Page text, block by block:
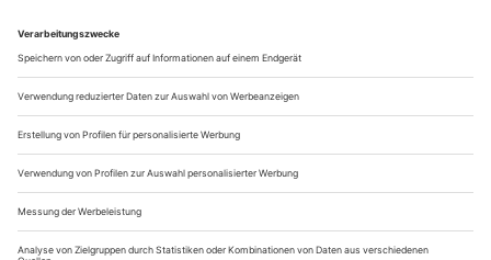
Pause machen? Kann ich nicht
Bis 2019 ist der Terminkalender schon voll. Und ZUBIN MEHTA,
am 29. April vor 80 Jahren in Bombay zur Welt gekommen, will das
auch nicht ändern. Weltweit lässt sich der Jubilar mit Fest­konzerten
feiern – und hat zusätzlich noch mal eben den neuen Münchner
«Maskenball» dirigiert
Einer Ihrer Kollegen sagte einmal, 79, 80, 81, das sei ihm